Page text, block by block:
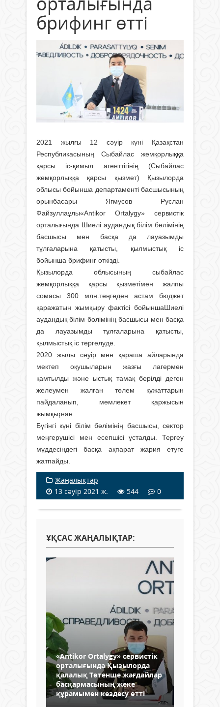
брифинг өтті
2021 жылғы 12 сәуір күні Қазақстан
Республикасының Сыбайлас жемқорлыққа
қарсы іс-қимыл агенттігінің (Сыбайлас
жемқорлыққа қарсы қызмет) Қызылорда
облысы бойынша департаменті басшысының
орынбасары Ягмусов Руслан
Файзуллаұлы«Antikor Ortalygy» сервистік
орталығында Шиелі аудандық білім бөлімінің
басшысы мен басқа да лауазымды
тұлғаларына қатысты, қылмыстық іс
бойынша брифинг өткізді.
Қызылорда облысының сыбайлас
жемқорлыққа қарсы қызметімен жалпы
сомасы 300 млн.теңгеден астам бюджет
қаражатын жымқыру фактісі бойыншаШиелі
аудандық білім бөлімінің басшысы мен басқа
да лауазымды тұлғаларына қатысты,
қылмыстық іс тергелуде.
2020 жылы сәуір мен қараша айларында
мектеп оқушыларын жазғы лагермен
қамтылды және ыстық тамақ берілді деген
желеумен жалған төлем құжаттарын
пайдаланып, мемлекет қаржысын
жымқырған.
Бүгінгі күні білім бөлімінің басшысы, сектор
меңгерушісі мен есепшісі ұсталды. Тергеу
мүддесіндегі басқа ақпарат жария етуге
жатпайды.
Жаңалықтар
13 сәуір 2021 ж.
544 0
ҰҚСАС ЖАҢАЛЫҚТАР:
«Antikor Ortalygy» сервистік
орталығында Қызылорда
қалалық Төтенше жағдайлар
басқармасының жеке
құрамымен кездесу өтті